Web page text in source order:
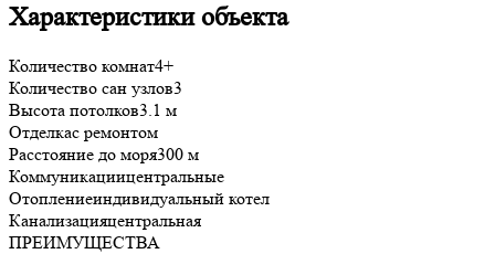
Характеристики объекта
Количество комнат4+
Количество сан узлов3
Высота потолков3.1 м
Отделкас ремонтом
Расстояние до моря300 м
Коммуникациицентральные
Отоплениеиндивидуальный котел
Канализацияцентральная
ПРЕИМУЩЕСТВА